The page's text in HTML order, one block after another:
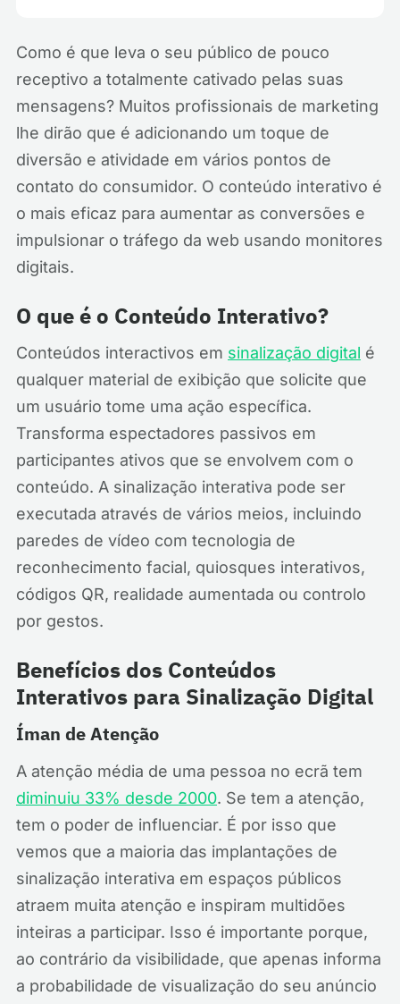
Como é que leva o seu público de pouco
receptivo a totalmente cativado pelas suas
mensagens? Muitos profissionais de marketing
lhe dirão que é adicionando um toque de
diversão e atividade em vários pontos de
contato do consumidor. O conteúdo interativo é
o mais eficaz para aumentar as conversões e
impulsionar o tráfego da web usando monitores
digitais.
O que é o Conteúdo Interativo?
Conteúdos interactivos em sinalização digital é
qualquer material de exibição que solicite que
um usuário tome uma ação específica.
Transforma espectadores passivos em
participantes ativos que se envolvem com o
conteúdo. A sinalização interativa pode ser
executada através de vários meios, incluindo
paredes de vídeo com tecnologia de
reconhecimento facial, quiosques interativos,
códigos QR, realidade aumentada ou controlo
por gestos.
Benefícios dos Conteúdos
Interativos para Sinalização Digital
Íman de Atenção
A atenção média de uma pessoa no ecrã tem
diminuiu 33% desde 2000. Se tem a atenção,
tem o poder de influenciar. É por isso que
vemos que a maioria das implantações de
sinalização interativa em espaços públicos
atraem muita atenção e inspiram multidões
inteiras a participar. Isso é importante porque,
ao contrário da visibilidade, que apenas informa
a probabilidade de visualização do seu anúncio